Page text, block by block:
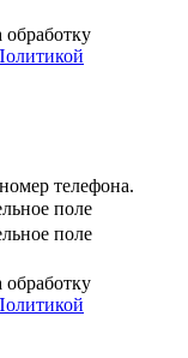
обработку
телефона.
поле
поле
обработку